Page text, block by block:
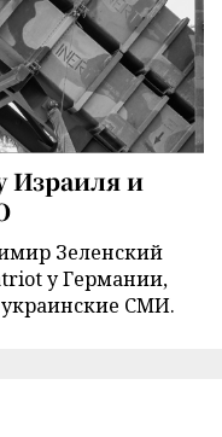
Израиля и
Зеленский
у Германии,
СМИ.